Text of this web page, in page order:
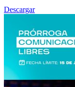
Descargar